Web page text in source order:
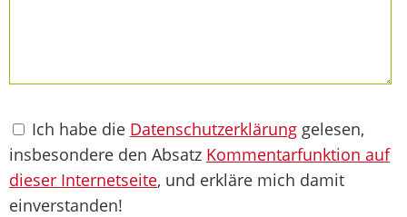
Ich habe die Datenschutzerklärung gelesen,
insbesondere den Absatz Kommentarfunktion auf
dieser Internetseite, und erkläre mich damit
einverstanden!